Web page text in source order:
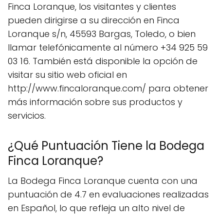
Finca Loranque, los visitantes y clientes
pueden dirigirse a su dirección en Finca
Loranque s/n, 45593 Bargas, Toledo, o bien
llamar telefónicamente al número +34 925 59
03 16. También está disponible la opción de
visitar su sitio web oficial en
http://www.fincaloranque.com/ para obtener
más información sobre sus productos y
servicios.
¿Qué Puntuación Tiene la Bodega
Finca Loranque?
La Bodega Finca Loranque cuenta con una
puntuación de 4.7 en evaluaciones realizadas
en Español, lo que refleja un alto nivel de